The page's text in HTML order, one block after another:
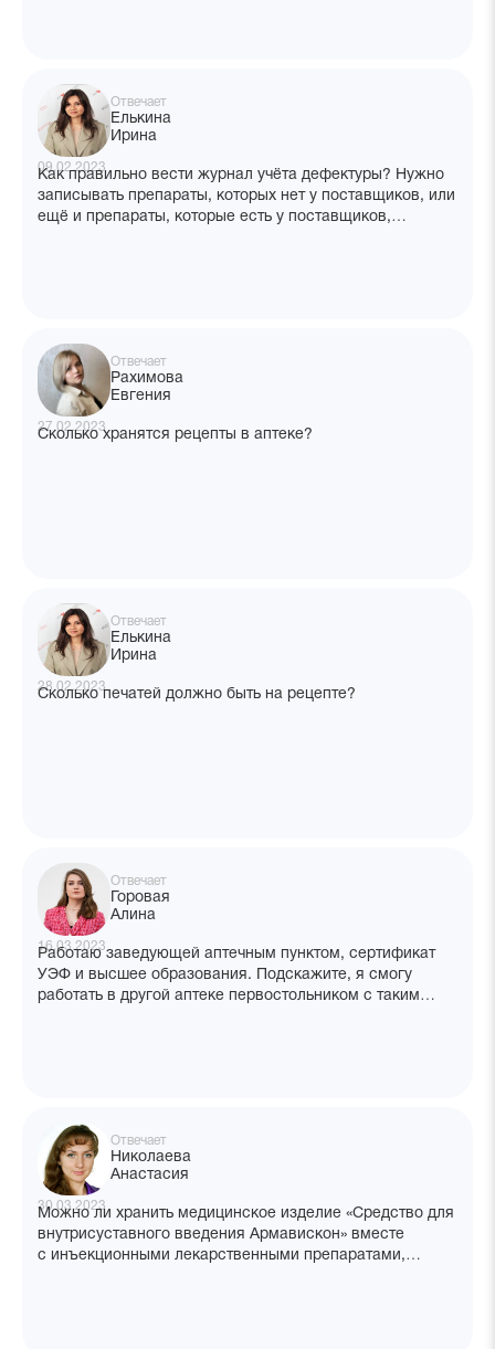
Отвечает
Елькина
Ирина
09.02.2023
Как правильно вести журнал учёта дефектуры? Нужно
записывать препараты, которых нет у поставщиков, или
ещё и препараты, которые есть у поставщиков,
Отвечает
Рахимова
Евгения
27.02.2023
Сколько хранятся рецепты в аптеке?
Отвечает
Елькина
Ирина
28.02.2023
Сколько печатей должно быть на рецепте?
Отвечает
Горовая
Алина
16.03.2023
Работаю заведующей аптечным пунктом, сертификат
УЭФ и высшее образования. Подскажите, я смогу
работать в другой аптеке первостольником с таким
Отвечает
Николаева
Анастасия
30.03.2023
Можно ли хранить медицинское изделие «Средство для
внутрисуставного введения Армавискон» вместе
с инъекционными лекарственными препаратами,